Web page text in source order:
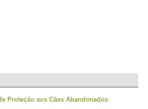
Proteção aos Cães Abandonados